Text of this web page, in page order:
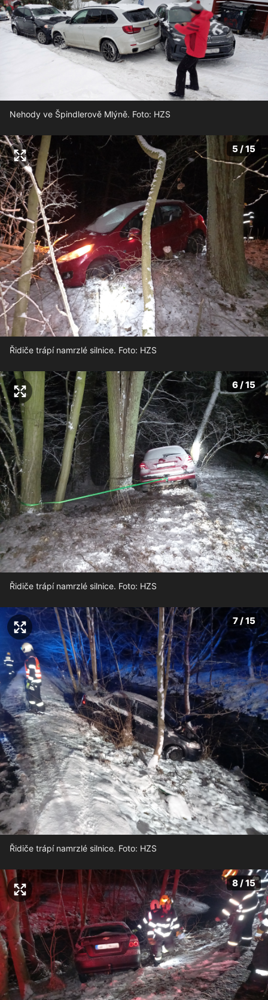
Nehody ve Špindlerově Mlýně. Foto: HZS
5 / 15
Řidiče trápí namrzlé silnice. Foto: HZS
6 / 15
Řidiče trápí namrzlé silnice. Foto: HZS
7 / 15
Řidiče trápí namrzlé silnice. Foto: HZS
8 / 15